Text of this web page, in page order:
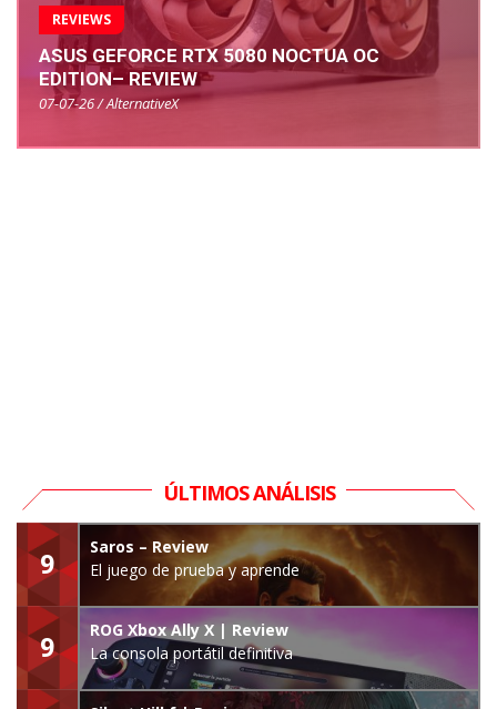
REVIEWS
ASUS GEFORCE RTX 5080 NOCTUA OC
EDITION– REVIEW
07-07-26 / AlternativeX
ÚLTIMOS ANÁLISIS
9
Saros – Review
El juego de prueba y aprende
9
ROG Xbox Ally X | Review
La consola portátil definitiva